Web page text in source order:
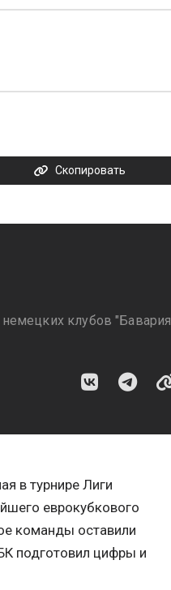
Скопировать
клубов "Бавария
в турнире Лиги
еврокубкового
команды оставили
подготовил цифры и